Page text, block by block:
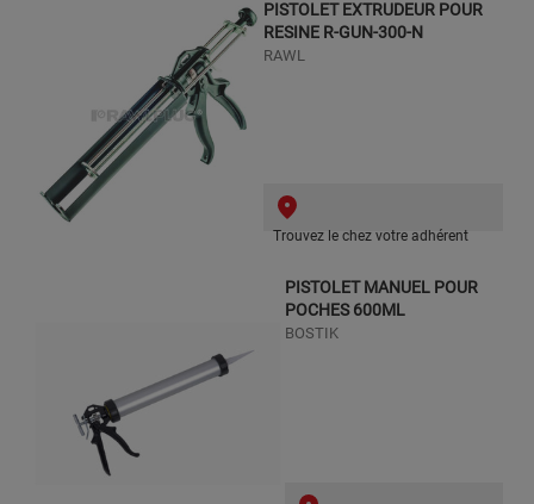
PISTOLET EXTRUDEUR POUR
RESINE R-GUN-300-N
RAWL
Trouvez le chez votre adhérent
PISTOLET MANUEL POUR
POCHES 600ML
BOSTIK